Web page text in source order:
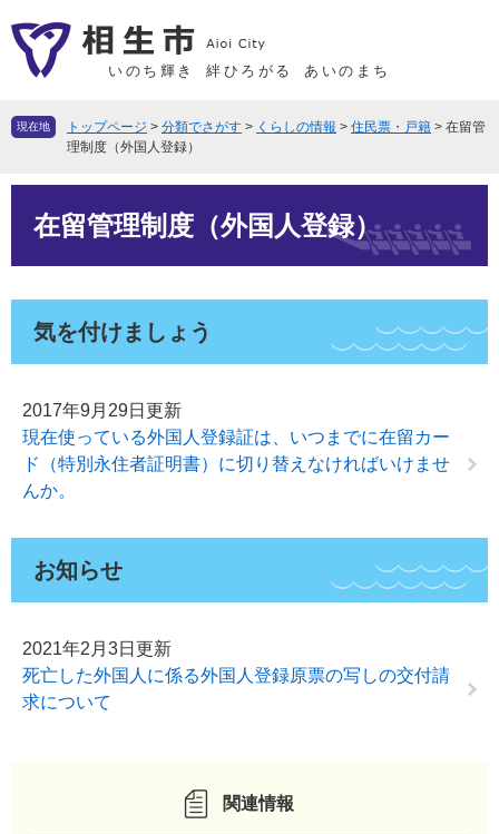
ー
先
ニ
を
いのち輝き 絆ひろがる あいのまち
現在地 トップページ > 分類でさがす > くらしの情報 > 住民票・戸籍 > 在留管
理制度（外国人登録）
在留管理制度（外国人登録）
気を付けましょう
2017年9月29日更新
現在使っている外国人登録証は、いつまでに在留カー
ド（特別永住者証明書）に切り替えなければいけませ
んか。
お知らせ
2021年2月3日更新
死亡した外国人に係る外国人登録原票の写しの交付請
求について
関連情報